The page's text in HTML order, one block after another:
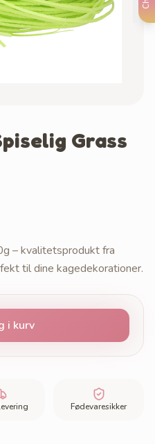
Grass
– kvalitetsprodukt fra
til dine kagedekorationer.
i kurv
Fødevaresikker